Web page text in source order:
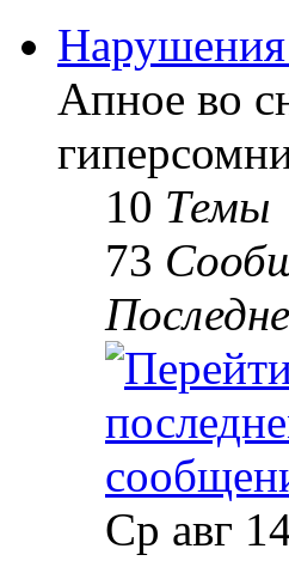
Нарушения
Апное во
10 Темы
73
Ср авг